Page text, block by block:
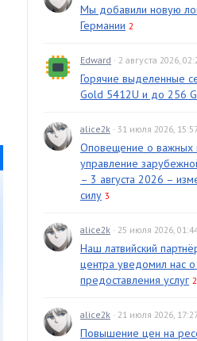
Мы добавили новую
Германии 2
Edward · 2 августа 2026,
Горячие выделенные
Gold 5412U и до 256
alice2k · 31 июля 2026,
Оповещение о важных
управление
– 3 августа 2026 –
силу 3
alice2k · 25 июля 2026,
Наш латвийский
центра уведомил нас о
предоставления услуг 2
alice2k · 21 июля 2026,
Повышение цен на